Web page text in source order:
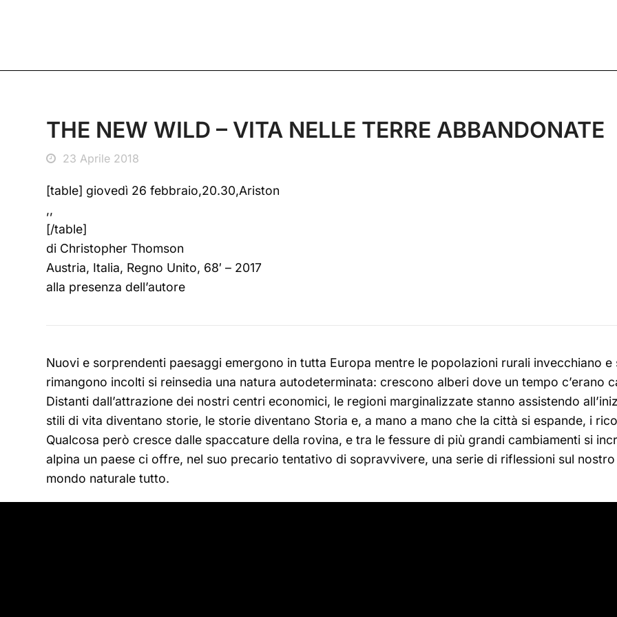
THE NEW WILD – VITA NELLE TERRE ABBANDONATE
23 Aprile 2018
[table] giovedì 26 febbraio,20.30,Ariston
,,
[/table]
di Christopher Thomson
Austria, Italia, Regno Unito, 68′ – 2017
alla presenza dell’autore
Nuovi e sorprendenti paesaggi emergono in tutta Europa mentre le popolazioni rurali invecchiano
rimangono incolti si reinsedia una natura autodeterminata: crescono alberi dove un tempo c’erano
Distanti dall’attrazione dei nostri centri economici, le regioni marginalizzate stanno assistendo
stili di vita diventano storie, le storie diventano Storia e, a mano a mano che la città si espande, i
Qualcosa però cresce dalle spaccature della rovina, e tra le fessure di più grandi cambiamenti si
alpina un paese ci offre, nel suo precario tentativo di sopravvivere, una serie di riflessioni sul
mondo naturale tutto.